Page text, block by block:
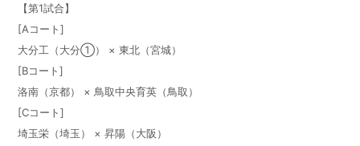
【第1試合】
[Aコート]
大分工（大分①） × 東北（宮城）
[Bコート]
洛南（京都） × 鳥取中央育英（鳥取）
[Cコート]
埼玉栄（埼玉） × 昇陽（大阪）